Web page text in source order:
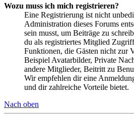
Wozu muss ich mich registrieren?
Eine Registrierung ist nicht
Administration dieses Forums
sein musst, um Beiträge zu
du als registriertes Mitglied
Funktionen, die Gästen nicht zur
Beispiel Avatarbilder, Private
andere Mitglieder, Beitritt zu
Wir empfehlen dir eine
und dir zahlreiche Vorteile bietet.
Nach oben